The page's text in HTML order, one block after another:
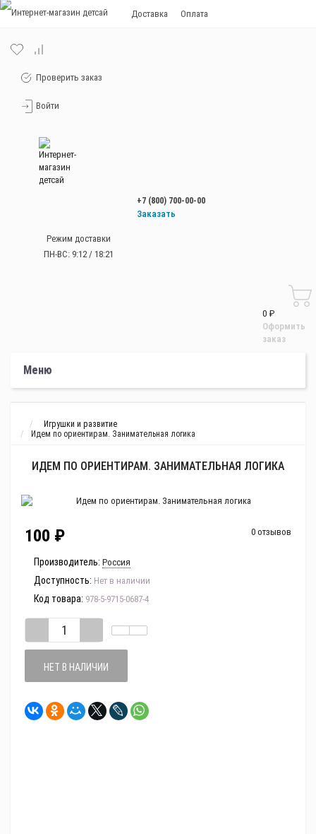
Доставка Оплата
Проверить заказ
Войти
+7 (800) 700-00-00
Заказать
Режим доставки
ПН-ВС: 9:12 / 18:21
0 ₽
Оформить
заказ
Меню
Игрушки и развитие
Идем по ориентирам. Занимательная логика
ИДЕМ ПО ОРИЕНТИРАМ. ЗАНИМАТЕЛЬНАЯ ЛОГИКА
0 отзывов
100 ₽
Производитель: Россия
Доступность: Нет в наличии
Код товара: 978-5-9715-0687-4
НЕТ В НАЛИЧИИ